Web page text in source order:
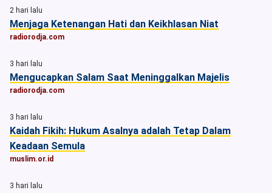
2 hari lalu
Menjaga Ketenangan Hati dan Keikhlasan Niat
radiorodja.com
3 hari lalu
Mengucapkan Salam Saat Meninggalkan Majelis
radiorodja.com
3 hari lalu
Kaidah Fikih: Hukum Asalnya adalah Tetap Dalam
Keadaan Semula
muslim.or.id
3 hari lalu